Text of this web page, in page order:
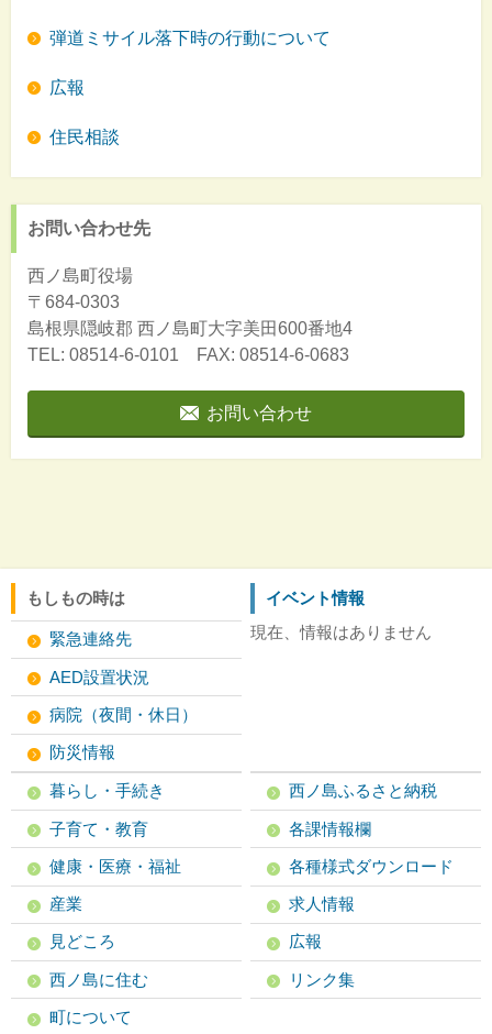
弾道ミサイル落下時の行動について
広報
住民相談
お問い合わせ先
西ノ島町役場
〒684-0303
島根県隠岐郡 西ノ島町大字美田600番地4
TEL: 08514-6-0101 FAX: 08514-6-0683
お問い合わせ
もしもの時は
緊急連絡先
AED設置状況
病院（夜間・休日）
防災情報
イベント情報
現在、情報はありません
暮らし・手続き
子育て・教育
健康・医療・福祉
産業
見どころ
西ノ島に住む
町について
西ノ島ふるさと納税
各課情報欄
各種様式ダウンロード
求人情報
広報
リンク集